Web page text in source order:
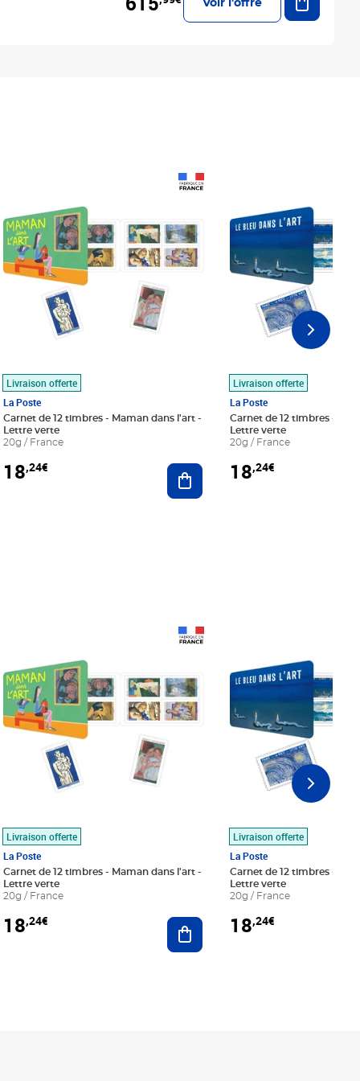
Voir l'offre
au panier
Livraison offerte
La Poste
Carnet de 12 timbres - Maman dans l'art -
Lettre verte
20g / France
18,24€ Ajouter au panier
Livraison offerte
La Poste
Carnet de 12 timbres - Le
Lettre verte
20g / France
18,24€
au panier
Livraison offerte
La Poste
Carnet de 12 timbres - Maman dans l'art -
Lettre verte
20g / France
18,24€ Ajouter au panier
Livraison offerte
La Poste
Carnet de 12 timbres - Le
Lettre verte
20g / France
18,24€